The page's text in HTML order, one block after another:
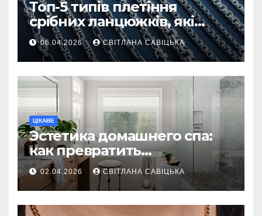
Топ-5 типів плетіння
срібних ланцюжків, які
вважаються
найнадійнішими
06.04.2026 СВІТЛАНА САВІЦЬКА
ЦІКАВЕ
Эстетика домашнего спа:
как превратить
ежедневную гигиену в
восстанавливающий
ритуал
02.04.2026 СВІТЛАНА САВІЦЬКА